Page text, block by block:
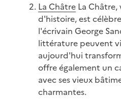
La ChâtreLa Châtre,
d'histoire, est
l'écrivain George
littérature peuvent
aujourd'hui
offre également un
avec ses vieux
charmantes.